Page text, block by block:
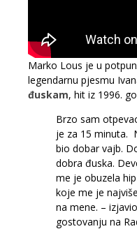
Marko Lous je u
legendarnu pjesmu
đuskam, hit iz 1996.
Brzo sam
je za 15 minuta.
bio dobar vajb.
dobra đuska.
me je obuzela
koje me je
na mene. –
gostovanju na